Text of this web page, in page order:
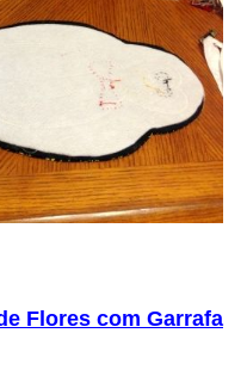
Flores com Garrafa